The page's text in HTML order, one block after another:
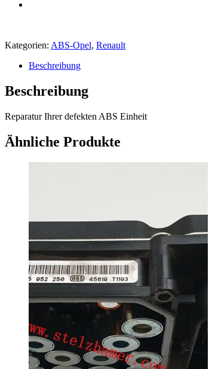
Kategorien: ABS-Opel, Renault
Beschreibung
Beschreibung
Reparatur Ihrer defekten ABS Einheit
Ähnliche Produkte